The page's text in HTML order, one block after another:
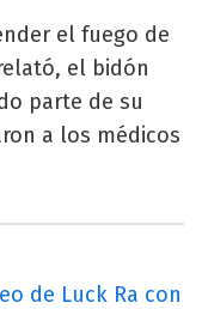
el fuego de
el bidón
parte de su
a los médicos
de Luck Ra con